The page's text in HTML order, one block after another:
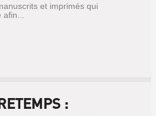
et imprimés qui
: